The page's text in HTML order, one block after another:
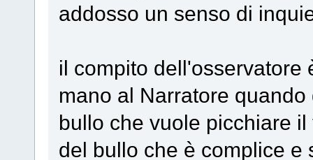
addosso un senso di
il compito dell'osservatore
mano al Narratore
bullo che vuole picchiare
del bullo che è complice e